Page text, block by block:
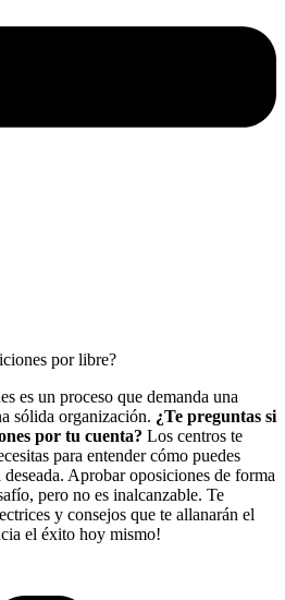
por libre?
es un proceso que demanda una
sólida organización. ¿Te preguntas si
por tu cuenta? Los centros te
para entender cómo puedes
Aprobar oposiciones de forma
pero no es inalcanzable. Te
y consejos que te allanarán el
el éxito hoy mismo!